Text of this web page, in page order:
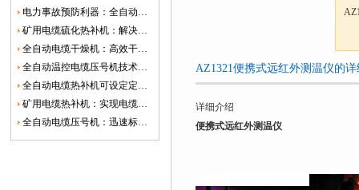
电力事故预防利器：全自动控温电缆热补机
矿用电缆硫化热补机：解决矿山电缆故障的新选择
全自动电缆干燥机：高效干燥，电缆质量
全自动温控电缆压号机技术革新：数字化标识的新趋势
全自动电缆热补机可设定定时功能，实现自动化热补
矿用电缆热补机：实现电缆故障修复的高效装置
全自动电缆压号机：迅速标识电缆的利器
AZ1321便携式远红外测温仪的
详细介绍
便携式远红外测温仪